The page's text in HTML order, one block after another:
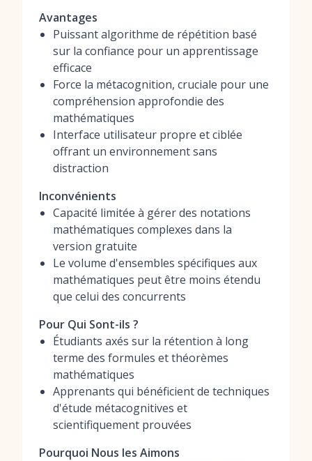
Avantages
Puissant algorithme de répétition basé
sur la confiance pour un apprentissage
efficace
Force la métacognition, cruciale pour une
compréhension approfondie des
mathématiques
Interface utilisateur propre et ciblée
offrant un environnement sans
distraction
Inconvénients
Capacité limitée à gérer des notations
mathématiques complexes dans la
version gratuite
Le volume d'ensembles spécifiques aux
mathématiques peut être moins étendu
que celui des concurrents
Pour Qui Sont-ils ?
Étudiants axés sur la rétention à long
terme des formules et théorèmes
mathématiques
Apprenants qui bénéficient de techniques
d'étude métacognitives et
scientifiquement prouvées
Pourquoi Nous les Aimons